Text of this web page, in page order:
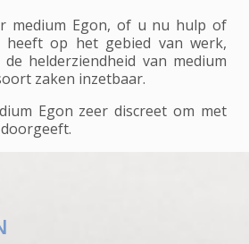
medium Egon, of u nu hulp of
heeft op het gebied van werk,
helderziendheid van medium
zaken inzetbaar.
Egon zeer discreet om met